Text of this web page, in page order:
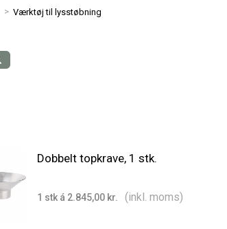
> Værktøj til lysstøbning
Dobbelt topkrave, 1 stk.
1 stk á 2.845,00 kr. (inkl. moms)